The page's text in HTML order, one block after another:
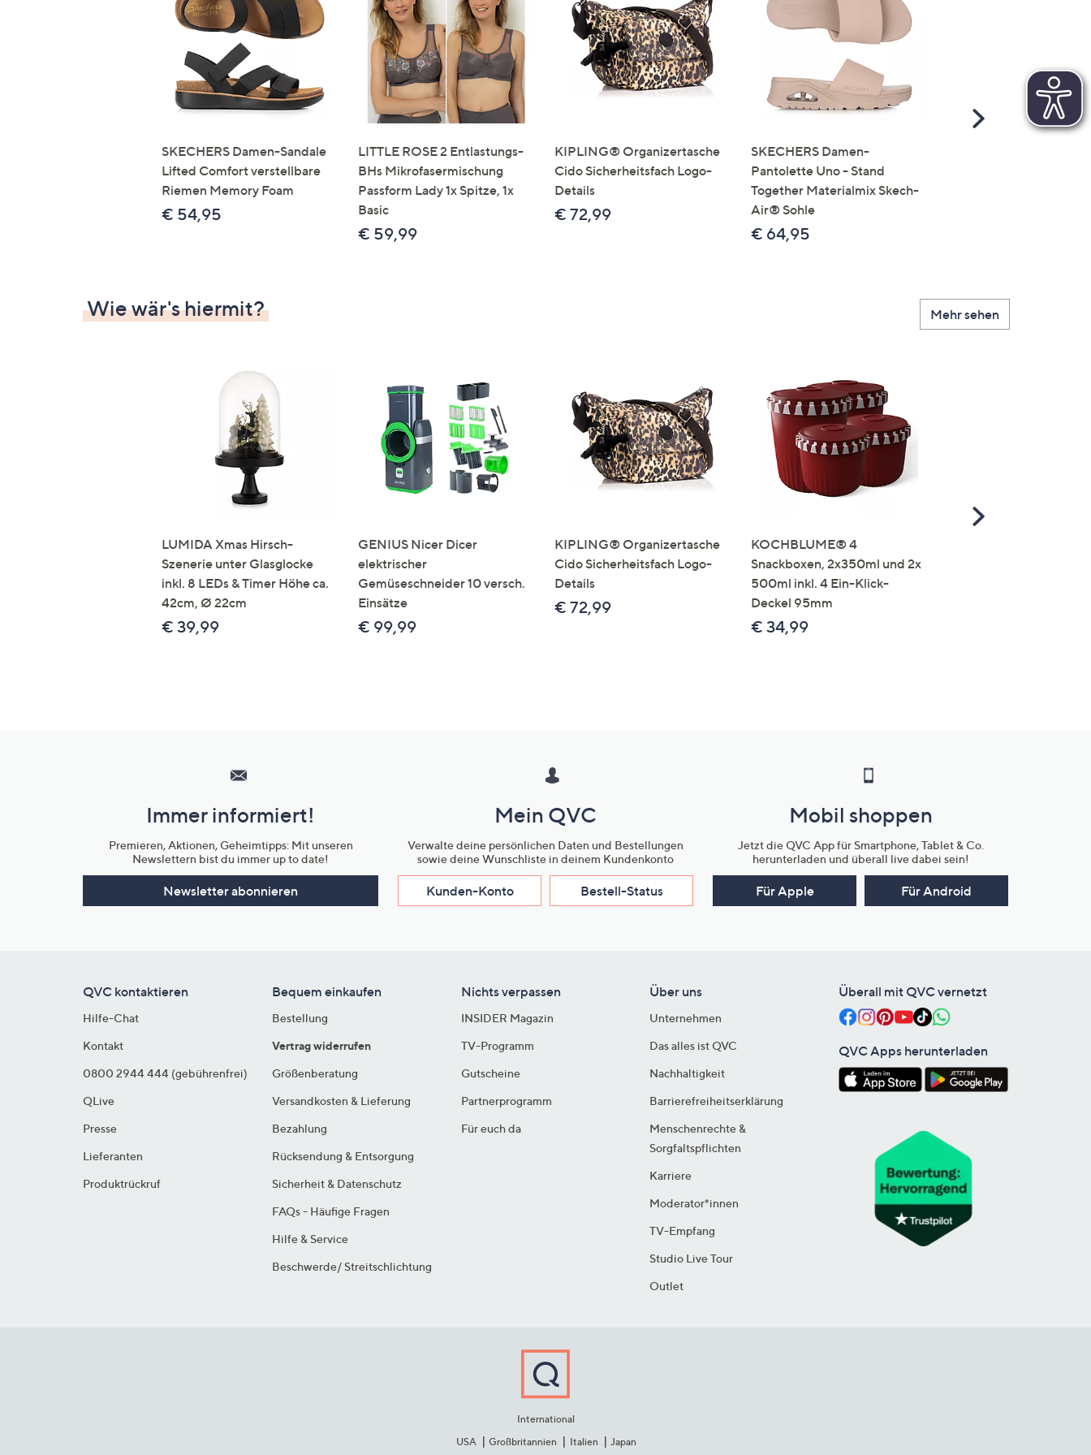
Touch-
Geräten
nach
links
bzw.
rechts,
um
diese
anzuzeigen.
SKECHERS Damen-Sandale
Lifted Comfort verstellbare
Riemen Memory Foam
€ 54,95
LITTLE ROSE 2 Entlastungs-
BHs Mikrofasermischung
Passform Lady 1x Spitze, 1x
Basic
€ 59,99
KIPLING® Organizertasche
Cido Sicherheitsfach Logo-
Details
€ 72,99
SKECHERS Damen-
Pantolette Uno - Stand
Together Materialmix Skech-
Air® Sohle
€ 64,95
Scroll
Wie wär's hiermit? Mehr sehen
LUMIDA Xmas Hirsch-
Szenerie unter Glasglocke
inkl. 8 LEDs & Timer Höhe ca.
42cm, Ø 22cm
€ 39,99
GENIUS Nicer Dicer
elektrischer
Gemüseschneider 10 versch.
Einsätze
€ 99,99
KIPLING® Organizertasche
Cido Sicherheitsfach Logo-
Details
€ 72,99
KOCHBLUME® 4
Snackboxen, 2x350ml und 2x
500ml inkl. 4 Ein-Klick-
Deckel 95mm
€ 34,99
Scroll
Unternehmensinformationen
Immer informiert!
Premieren, Aktionen, Geheimtipps: Mit unseren
Newslettern bist du immer up to date!
Newsletter abonnieren
Mein QVC
Verwalte deine persönlichen Daten und Bestellungen
sowie deine Wunschliste in deinem Kundenkonto
Kunden-Konto Bestell-Status
Mobil shoppen
Jetzt die QVC App für Smartphone, Tablet & Co.
herunterladen und überall live dabei sein!
Für Apple Für Android
QVC kontaktieren
Hilfe-Chat
Kontakt
0800 2944 444 (gebührenfrei)
QLive
Presse
Lieferanten
Produktrückruf
Bequem einkaufen
Bestellung
Vertrag widerrufen
Größenberatung
Versandkosten & Lieferung
Bezahlung
Rücksendung & Entsorgung
Sicherheit & Datenschutz
FAQs - Häufige Fragen
Hilfe & Service
Beschwerde/ Streitschlichtung
Nichts verpassen
INSIDER Magazin
TV-Programm
Gutscheine
Partnerprogramm
Für euch da
Über uns
Unternehmen
Das alles ist QVC
Nachhaltigkeit
Barrierefreiheitserklärung
Menschenrechte &
Sorgfaltspflichten
Karriere
Moderator*innen
TV-Empfang
Studio Live Tour
Outlet
Überall mit QVC vernetzt
QVC Apps herunterladen
International
USA
Großbritannien Italien Japan